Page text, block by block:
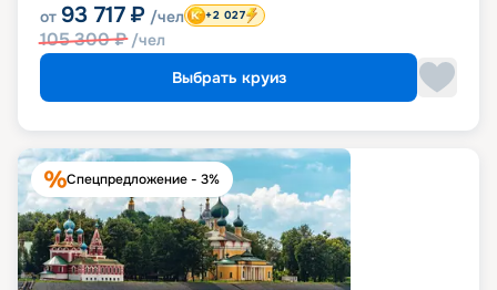
от 93 717 ₽ /чел
105 300₽ /чел
+2 027
Выбрать круиз
Спецпредложение - 3%